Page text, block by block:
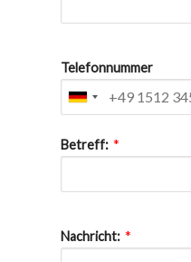
Telefonnummer
Betreff: *
Nachricht: *